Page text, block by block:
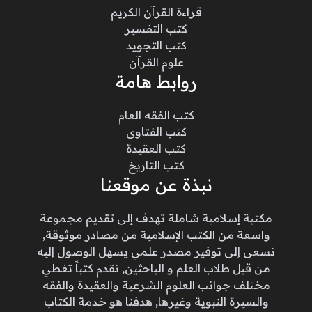
قراءة القرآن الكريم
كتب التفسير
كتب التجويد
علوم القرآن
روابط هامة
كتب الفقه العام
كتب الفتاوى
كتب العقيدة
كتب التاريخ
نبذة عن موقعنا
مكتبة إسلامية شاملة تهدف إلى تقديم مجموعة
واسعة من الكتب الإسلامية من مصادر موثوقة,
نسعى إلى توفير مصدر علمي يسهل الوصول إليه
من قبل طلاب العلم و الباحثين, نقدم كتباً تغطي
مختلف جوانب العلوم الشرعية والعقيدة والفقه
والسيرة النبوية وغيرها, هدفنا هو خدمة الكتاب